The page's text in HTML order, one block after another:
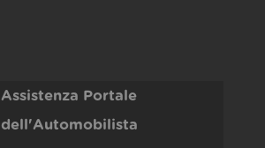
Assistenza Portale
dell'Automobilista